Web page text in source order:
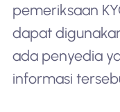
pemeriksaan
dapat
ada penyedia
informasi